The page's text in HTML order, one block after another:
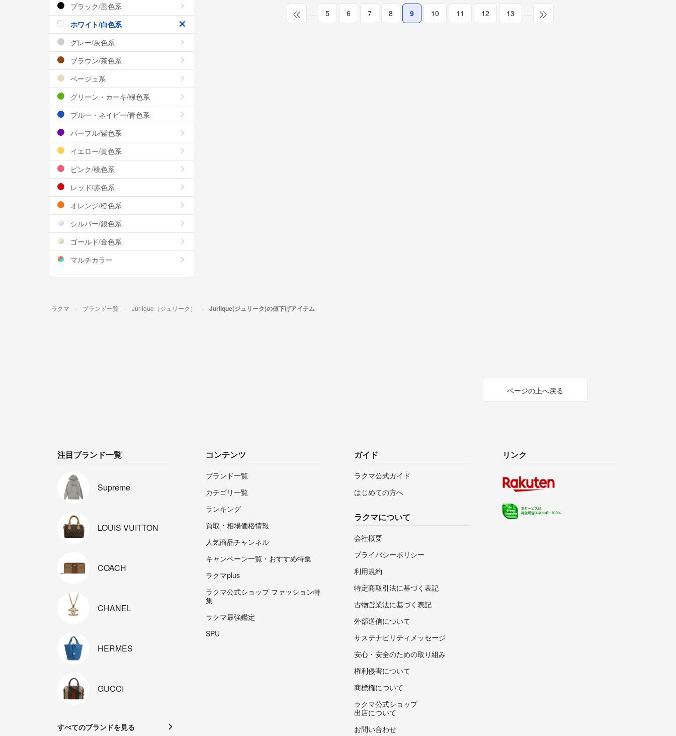
… 5 6 7 8 9 10 11 12 13 …
ブラック/黒色系
ホワイト/白色系
グレー/灰色系
ブラウン/茶色系
ベージュ系
グリーン・カーキ/緑色系
ブルー・ネイビー/青色系
パープル/紫色系
イエロー/黄色系
ピンク/桃色系
レッド/赤色系
オレンジ/橙色系
シルバー/銀色系
ゴールド/金色系
マルチカラー
ラクマ ブランド一覧 Jurlique（ジュリーク） Jurlique(ジュリーク)の値下げアイテム
ページの上へ戻る
注目ブランド一覧
Supreme
LOUIS VUITTON
COACH
CHANEL
HERMES
GUCCI
すべてのブランドを見る
コンテンツ
ブランド一覧
カテゴリ一覧
ランキング
買取・相場価格情報
人気商品チャンネル
キャンペーン一覧・おすすめ特集
ラクマplus
ラクマ公式ショップ ファッション特
集
ラクマ最強鑑定
SPU
ガイド
ラクマ公式ガイド
はじめての方へ
ラクマについて
会社概要
プライバシーポリシー
利用規約
特定商取引法に基づく表記
古物営業法に基づく表記
外部送信について
サステナビリティメッセージ
安心・安全のための取り組み
権利侵害について
商標権について
ラクマ公式ショップ
出店について
お問い合わせ
リンク